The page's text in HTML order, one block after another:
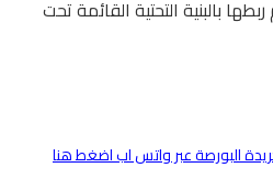
بالبنية التحتية القائمة تحت
جريدة البورصة عبر واتس اب اضغط هنا